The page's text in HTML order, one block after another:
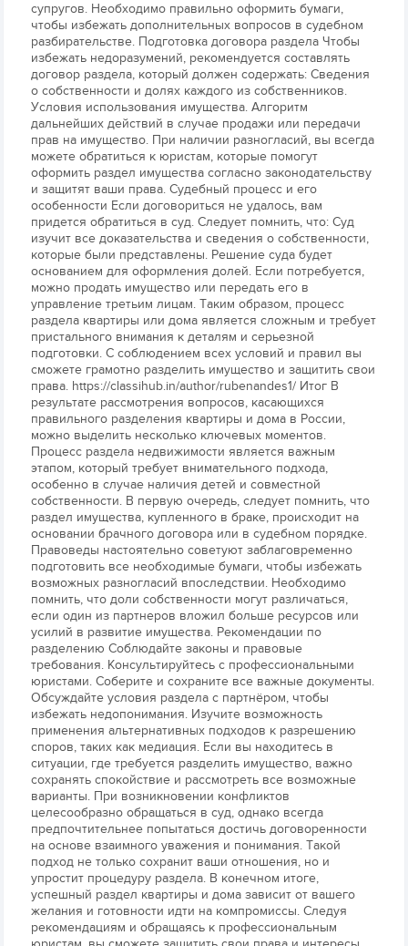
супругов. Необходимо правильно оформить бумаги,
чтобы избежать дополнительных вопросов в судебном
разбирательстве. Подготовка договора раздела Чтобы
избежать недоразумений, рекомендуется составлять
договор раздела, который должен содержать: Сведения
о собственности и долях каждого из собственников.
Условия использования имущества. Алгоритм
дальнейших действий в случае продажи или передачи
прав на имущество. При наличии разногласий, вы всегда
можете обратиться к юристам, которые помогут
оформить раздел имущества согласно законодательству
и защитят ваши права. Судебный процесс и его
особенности Если договориться не удалось, вам
придется обратиться в суд. Следует помнить, что: Суд
изучит все доказательства и сведения о собственности,
которые были представлены. Решение суда будет
основанием для оформления долей. Если потребуется,
можно продать имущество или передать его в
управление третьим лицам. Таким образом, процесс
раздела квартиры или дома является сложным и требует
пристального внимания к деталям и серьезной
подготовки. С соблюдением всех условий и правил вы
сможете грамотно разделить имущество и защитить свои
права. https://classihub.in/author/rubenandes1/ Итог В
результате рассмотрения вопросов, касающихся
правильного разделения квартиры и дома в России,
можно выделить несколько ключевых моментов.
Процесс раздела недвижимости является важным
этапом, который требует внимательного подхода,
особенно в случае наличия детей и совместной
собственности. В первую очередь, следует помнить, что
раздел имущества, купленного в браке, происходит на
основании брачного договора или в судебном порядке.
Правоведы настоятельно советуют заблаговременно
подготовить все необходимые бумаги, чтобы избежать
возможных разногласий впоследствии. Необходимо
помнить, что доли собственности могут различаться,
если один из партнеров вложил больше ресурсов или
усилий в развитие имущества. Рекомендации по
разделению Соблюдайте законы и правовые
требования. Консультируйтесь с профессиональными
юристами. Соберите и сохраните все важные документы.
Обсуждайте условия раздела с партнёром, чтобы
избежать недопонимания. Изучите возможность
применения альтернативных подходов к разрешению
споров, таких как медиация. Если вы находитесь в
ситуации, где требуется разделить имущество, важно
сохранять спокойствие и рассмотреть все возможные
варианты. При возникновении конфликтов
целесообразно обращаться в суд, однако всегда
предпочтительнее попытаться достичь договоренности
на основе взаимного уважения и понимания. Такой
подход не только сохранит ваши отношения, но и
упростит процедуру раздела. В конечном итоге,
успешный раздел квартиры и дома зависит от вашего
желания и готовности идти на компромиссы. Следуя
рекомендациям и обращаясь к профессиональным